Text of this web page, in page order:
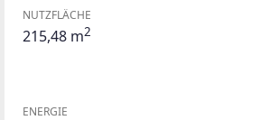
NUTZFLÄCHE
215,48 m2
ENERGIE